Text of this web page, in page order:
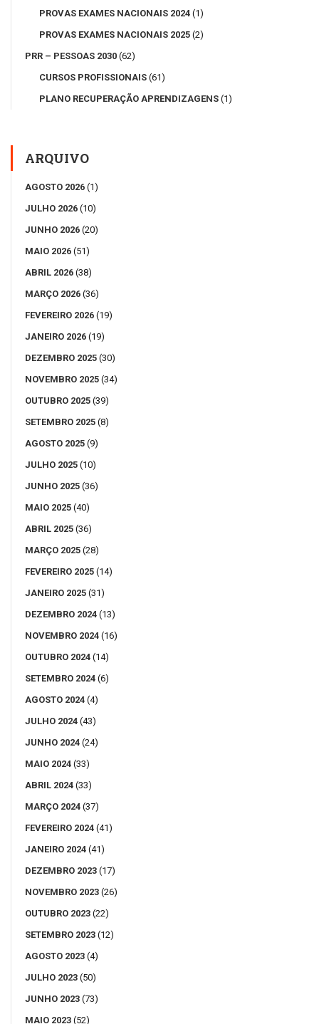
PROVAS EXAMES NACIONAIS 2024 (1)
PROVAS EXAMES NACIONAIS 2025 (2)
PRR – PESSOAS 2030 (62)
CURSOS PROFISSIONAIS (61)
PLANO RECUPERAÇÃO APRENDIZAGENS (1)
ARQUIVO
AGOSTO 2026 (1)
JULHO 2026 (10)
JUNHO 2026 (20)
MAIO 2026 (51)
ABRIL 2026 (38)
MARÇO 2026 (36)
FEVEREIRO 2026 (19)
JANEIRO 2026 (19)
DEZEMBRO 2025 (30)
NOVEMBRO 2025 (34)
OUTUBRO 2025 (39)
SETEMBRO 2025 (8)
AGOSTO 2025 (9)
JULHO 2025 (10)
JUNHO 2025 (36)
MAIO 2025 (40)
ABRIL 2025 (36)
MARÇO 2025 (28)
FEVEREIRO 2025 (14)
JANEIRO 2025 (31)
DEZEMBRO 2024 (13)
NOVEMBRO 2024 (16)
OUTUBRO 2024 (14)
SETEMBRO 2024 (6)
AGOSTO 2024 (4)
JULHO 2024 (43)
JUNHO 2024 (24)
MAIO 2024 (33)
ABRIL 2024 (33)
MARÇO 2024 (37)
FEVEREIRO 2024 (41)
JANEIRO 2024 (41)
DEZEMBRO 2023 (17)
NOVEMBRO 2023 (26)
OUTUBRO 2023 (22)
SETEMBRO 2023 (12)
AGOSTO 2023 (4)
JULHO 2023 (50)
JUNHO 2023 (73)
MAIO 2023 (52)